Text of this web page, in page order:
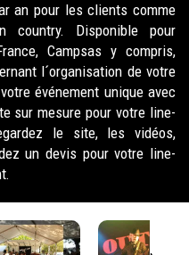
an pour les clients comme
country. Disponible pour
Campsas y compris,
l´organisation de votre
événement unique avec
sur mesure pour votre line-
le site, les vidéos,
un devis pour votre line-